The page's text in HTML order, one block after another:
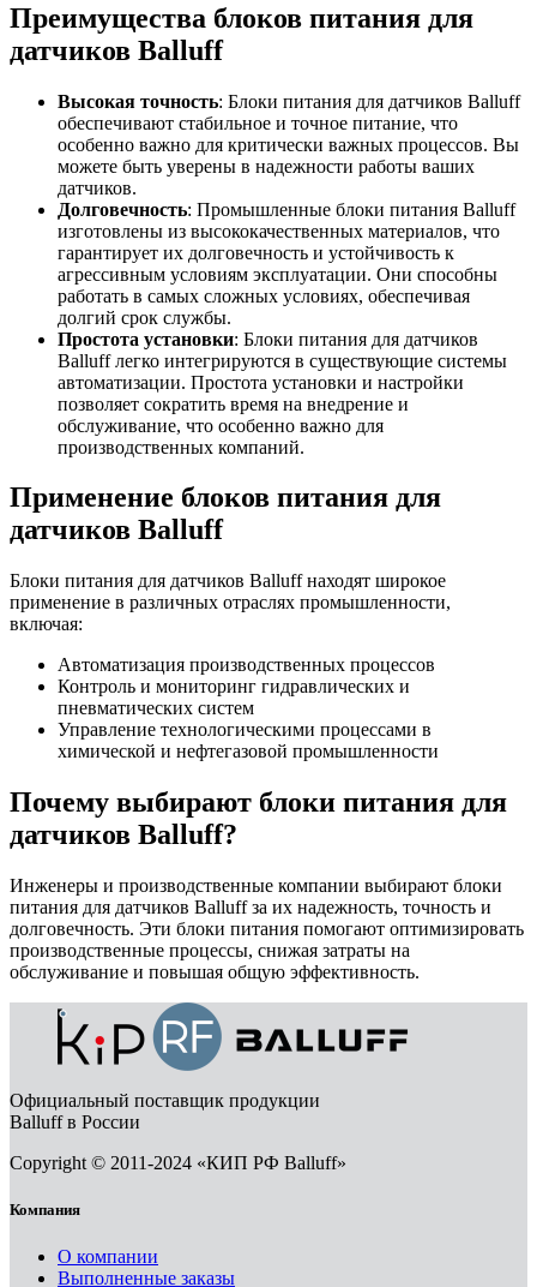
Преимущества блоков питания для
датчиков Balluff
Высокая точность: Блоки питания для датчиков Balluff
обеспечивают стабильное и точное питание, что
особенно важно для критически важных процессов. Вы
можете быть уверены в надежности работы ваших
датчиков.
Долговечность: Промышленные блоки питания Balluff
изготовлены из высококачественных материалов, что
гарантирует их долговечность и устойчивость к
агрессивным условиям эксплуатации. Они способны
работать в самых сложных условиях, обеспечивая
долгий срок службы.
Простота установки: Блоки питания для датчиков
Balluff легко интегрируются в существующие системы
автоматизации. Простота установки и настройки
позволяет сократить время на внедрение и
обслуживание, что особенно важно для
производственных компаний.
Применение блоков питания для
датчиков Balluff
Блоки питания для датчиков Balluff находят широкое
применение в различных отраслях промышленности,
включая:
Автоматизация производственных процессов
Контроль и мониторинг гидравлических и
пневматических систем
Управление технологическими процессами в
химической и нефтегазовой промышленности
Почему выбирают блоки питания для
датчиков Balluff?
Инженеры и производственные компании выбирают блоки
питания для датчиков Balluff за их надежность, точность и
долговечность. Эти блоки питания помогают оптимизировать
производственные процессы, снижая затраты на
обслуживание и повышая общую эффективность.
Официальный поставщик продукции
Balluff в России
Copyright © 2011-2024 «КИП РФ Balluff»
Компания
О компании
Выполненные заказы